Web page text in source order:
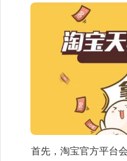
首先，淘宝官方平台